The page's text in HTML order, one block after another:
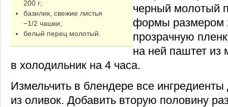
200 г;
базилик, свежие листья
−1/2 чашки;
белый перец молотый.
черный молотый
формы размером
прозрачную
на ней паштет из
в холодильник на 4 часа.
Измельчить в блендере все
из оливок. Добавить вторую половину